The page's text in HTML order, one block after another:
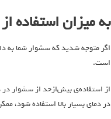
به میزان استفاده
اگر متوجه شدید که سشوار شما به
است.
در دمای بسیار بالا استفاده شود،